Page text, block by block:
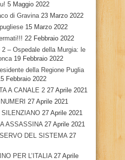
5 Maggio 2022
di Gravina 23 Marzo 2022
15 Marzo 2022
22 Febbraio 2022
2 – Ospedale della Murgia: le
19 Febbraio 2022
della Regione Puglia
Febbraio 2022
A CANALE 2 27 Aprile 2021
27 Aprile 2021
27 Aprile 2021
ASSASSINA 27 Aprile 2021
DEL SISTEMA 27
PER L’ITALIA 27 Aprile